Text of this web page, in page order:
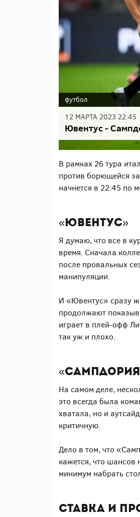
футбол
12 МАРТА 2023 22:45
Ювентус -
В рамках 26 тура
против борющейся
начнется в 22:45 по
«Ювентус»
Я думаю, что все в
время. Сначала
после провальных
манипуляции.
И «Ювентус» сразу
продолжают
играет в плей-офф
так уж и плохо.
На самом деле,
это всегда была
хватала, но и
критичную.
Дело в том, что
кажется, что шансов
минимум набрать
Ставка и